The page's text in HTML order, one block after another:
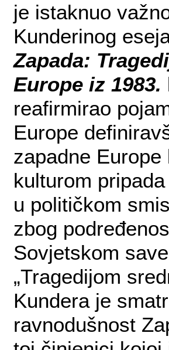
je istaknuo
Kunderinog
Zapada:
Europe iz 1983.
reafirmirao
Europe
zapadne
kulturom
u političkom
zbog
Sovjetskom
„Tragedijom
Kundera je
ravnodušnost